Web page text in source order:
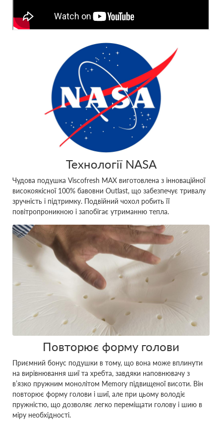
Технології NASA
Чудова подушка Viscofresh MAX виготовлена з інноваційної
високоякісної 100% бавовни Outlast, що забезпечує тривалу
зручність і підтримку. Подвійний чохол робить її
повітропроникною і запобігає утриманню тепла.
Повторює форму голови
Приємний бонус подушки в тому, що вона може вплинути
на вирівнювання шиї та хребта, завдяки наповнювачу з
в’язко пружним монолітом Memory підвищеної висоти. Він
повторює форму голови і шиї, але при цьому володіє
пружністю, що дозволяє легко переміщати голову і шию в
міру необхідності.